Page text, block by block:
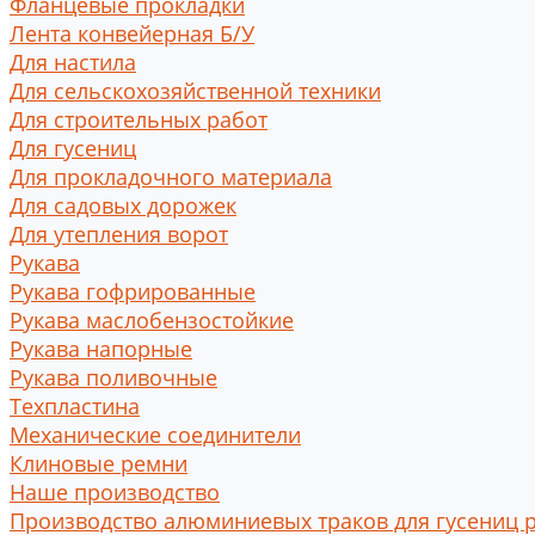
Лента конвейерная Б/У
Для настила
Для сельскохозяйственной техники
Для строительных работ
Для гусениц
Для прокладочного материала
Для садовых дорожек
Для утепления ворот
Рукава
Рукава гофрированные
Рукава маслобензостойкие
Рукава напорные
Рукава поливочные
Техпластина
Механические соединители
Клиновые ремни
Наше производство
Производство алюминиевых траков для гусениц